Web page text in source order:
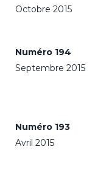
Octobre 2015
Numéro 194
Septembre 2015
Numéro 193
Avril 2015